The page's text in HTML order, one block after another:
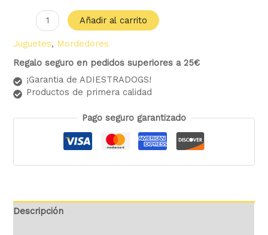
Añadir al carrito
Juguetes, Mordedores
Regalo seguro en pedidos superiores a 25€
¡Garantia de ADIESTRADOGS!
Productos de primera calidad
Pago seguro garantizado
Descripción